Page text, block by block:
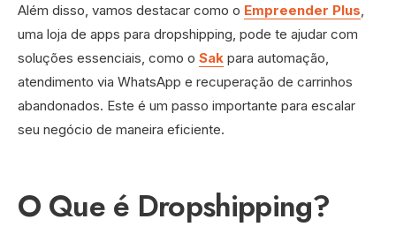
Além disso, vamos destacar como o Empreender Plus
uma loja de apps para dropshipping, pode te ajudar com
soluções essenciais, como o Sak para automação,
atendimento via WhatsApp e recuperação de carrinhos
abandonados. Este é um passo importante para escalar
seu negócio de maneira eficiente.
O Que é Dropshipping?